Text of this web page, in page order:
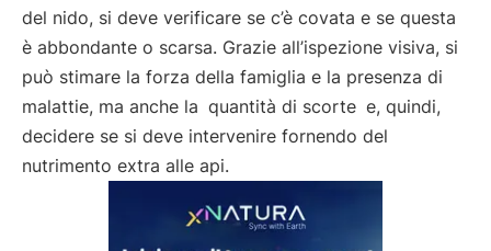
del nido, si deve verificare se c’è covata e se questa
è abbondante o scarsa. Grazie all’ispezione visiva, si
può stimare la forza della famiglia e la presenza di
malattie, ma anche la quantità di scorte e, quindi,
decidere se si deve intervenire fornendo del
nutrimento extra alle api.